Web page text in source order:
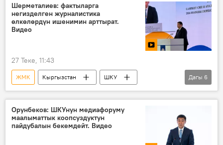
Шерметалиев: фактыларга
негизделген журналистика
өлкөлөрдүн ишенимин арттырат.
Видео
27 Теке, 11:43
ЖМК Кыргызстан
ШКУ
медиафорум
журналист
кызматташуу
Медербек Шерметалиев
Дагы 6
Орунбеков: ШКУнун медиафоруму
маалыматтык коопсуздуктун
пайдубалын бекемдейт. Видео